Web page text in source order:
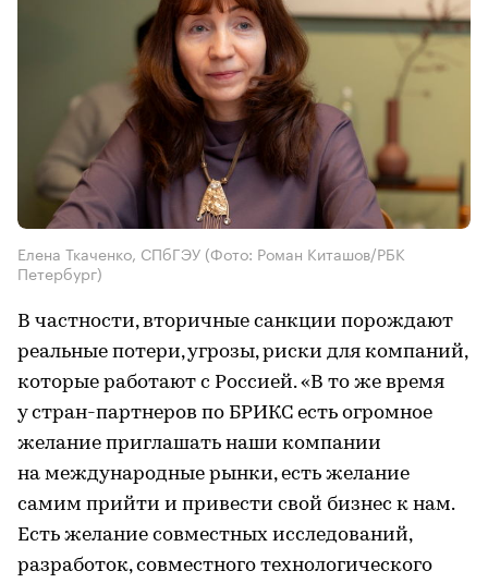
Елена Ткаченко, СПбГЭУ (Фото: Роман Киташов/РБК
Петербург)
В частности, вторичные санкции порождают
реальные потери, угрозы, риски для компаний,
которые работают с Россией. «В то же время
у стран-партнеров по БРИКС есть огромное
желание приглашать наши компании
на международные рынки, есть желание
самим прийти и привести свой бизнес к нам.
Есть желание совместных исследований,
разработок, совместного технологического